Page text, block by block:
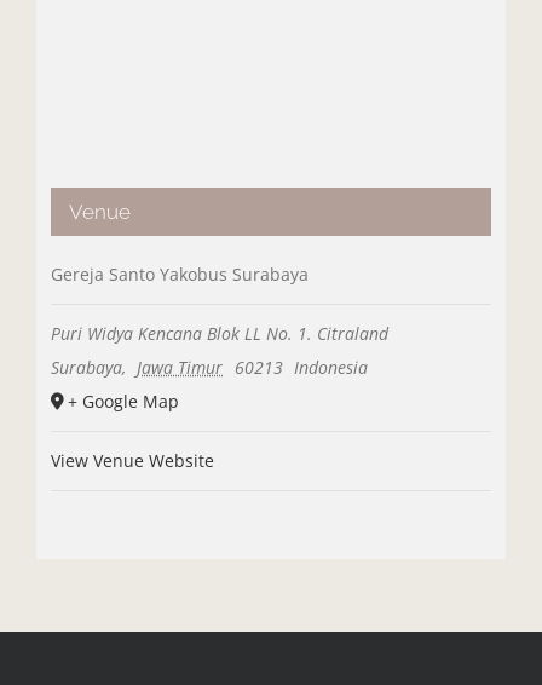
Venue
Gereja Santo Yakobus Surabaya
Puri Widya Kencana Blok LL No. 1. Citraland
Surabaya, Jawa Timur 60213 Indonesia
+ Google Map
View Venue Website